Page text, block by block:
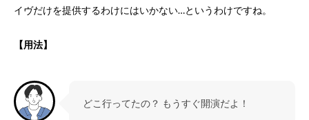
イヴだけを提供するわけにはいかない…というわけですね。
【用法】
どこ行ってたの？ もうすぐ開演だよ！